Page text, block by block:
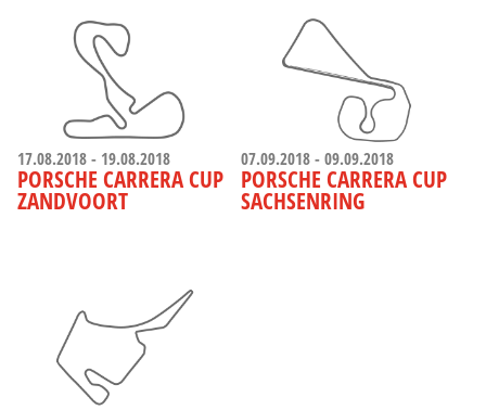
17.08.2018 - 19.08.2018
PORSCHE CARRERA CUP
ZANDVOORT
07.09.2018 - 09.09.2018
PORSCHE CARRERA CUP
SACHSENRING